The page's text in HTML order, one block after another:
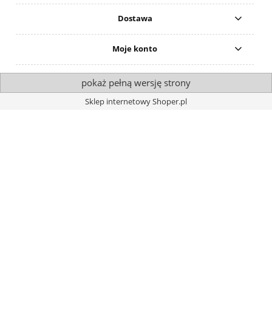
Dostawa
Moje konto
pokaż pełną wersję strony
Sklep internetowy Shoper.pl